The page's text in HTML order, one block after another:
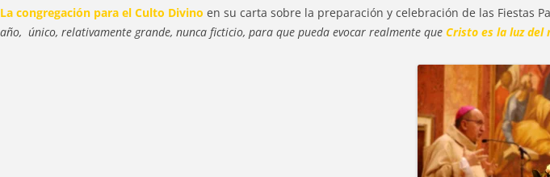
La congregación para el Culto Divino en su carta sobre la preparación y celebración de las Fiestas
año, único, relativamente grande, nunca ficticio, para que pueda evocar realmente que Cristo es la luz del